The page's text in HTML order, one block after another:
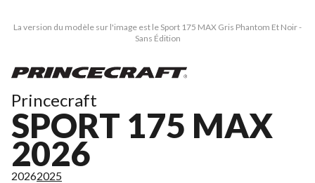
La version du modèle sur l'image est le Sport 175 MAX Gris Phantom Et Noir -
Sans Édition
Princecraft
SPORT 175 MAX
2026
20262025